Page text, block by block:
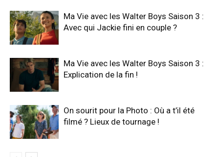
Ma Vie avec les Walter Boys Saison 3 :
Avec qui Jackie fini en couple ?
Ma Vie avec les Walter Boys Saison 3 :
Explication de la fin !
On sourit pour la Photo : Où a t’il été
filmé ? Lieux de tournage !